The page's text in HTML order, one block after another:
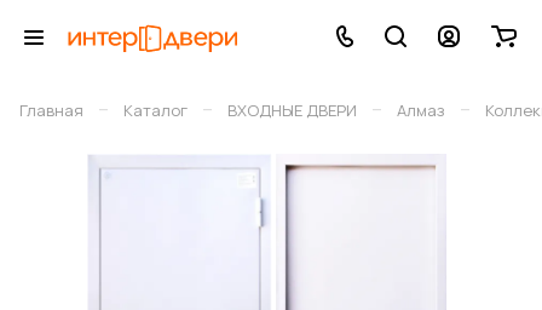
Главная – Каталог – ВХОДНЫЕ ДВЕРИ – Алмаз –